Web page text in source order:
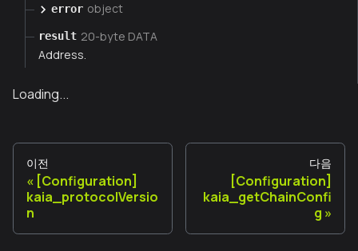
error object
result 20-byte DATA
Address.
Loading...
이전
[Configuration]
kaia_protocolVersio
n
다음
[Configuration]
kaia_getChainConfi
g